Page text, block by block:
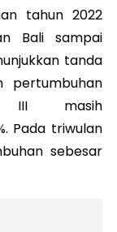
tahun 2022
Bali sampai
tanda
pertumbuhan
III masih
Pada triwulan
sebesar